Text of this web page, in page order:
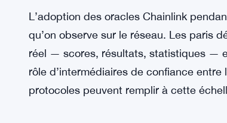
L’adoption des oracles Chainlink
qu’on observe sur le réseau. Les paris
réel — scores, résultats, statistiques —
rôle d’intermédiaires de confiance
protocoles peuvent remplir à cette